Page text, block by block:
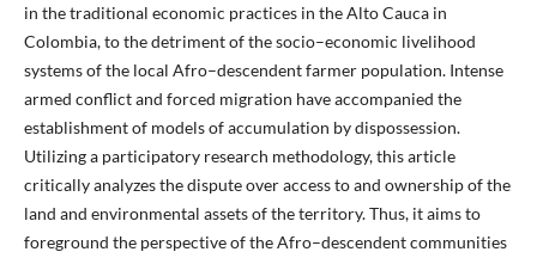
in the traditional economic practices in the Alto Cauca in
Colombia, to the detriment of the socio–economic livelihood
systems of the local Afro–descendent farmer population. Intense
armed conflict and forced migration have accompanied the
establishment of models of accumulation by dispossession.
Utilizing a participatory research methodology, this article
critically analyzes the dispute over access to and ownership of the
land and environmental assets of the territory. Thus, it aims to
foreground the perspective of the Afro–descendent communities